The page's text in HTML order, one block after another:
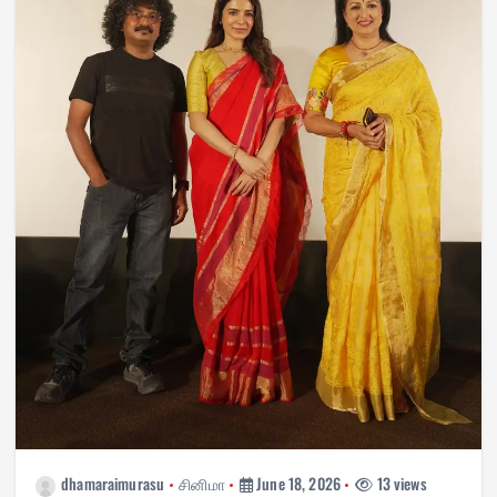
dhamaraimurasu சினிமா June 18, 2026 13 views